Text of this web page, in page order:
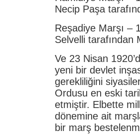
Necip Paşa
Reşadiye Marşı –
Selvelli tarafından
Ve 23 Nisan
yeni bir devlet
gerekliliğini
Ordusu en eski
etmiştir. Elbette
dönemine ait
bir marş